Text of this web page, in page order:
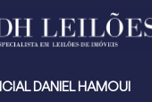
DANIEL HAMOUI